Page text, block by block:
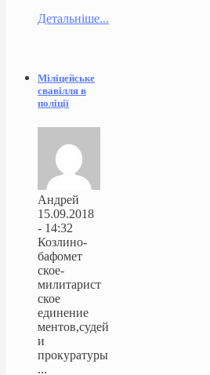
Детальніше...
Міліцейське
свавілля в
поліції
Андрей
15.09.2018
- 14:32
Козлино-
бафомет
ское-
милитарист
ское
единение
ментов,судей
и
прокуратуры
...